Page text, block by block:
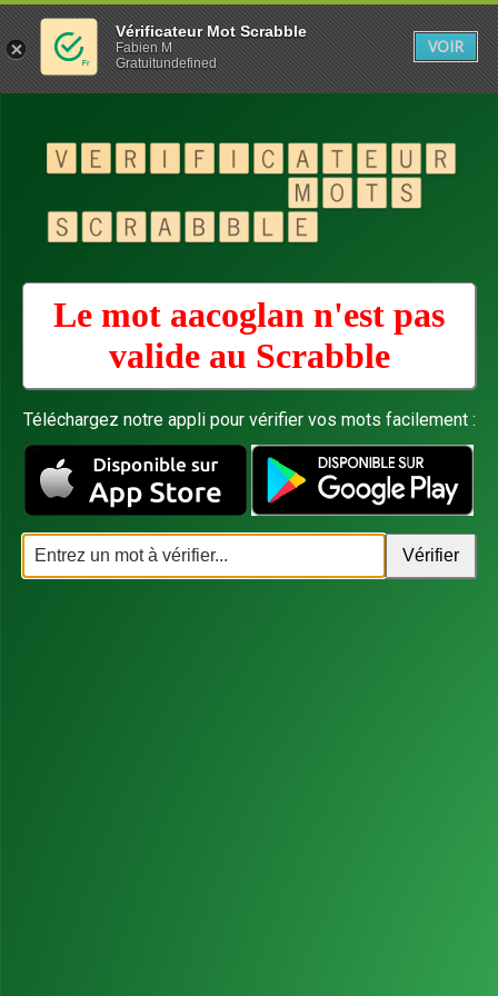
Le mot aacoglan n'est pas
valide au Scrabble
Téléchargez notre appli pour vérifier vos mots facilement :
Vérificateur Mot Scrabble
Fabien M
Gratuitundefined
VOIR